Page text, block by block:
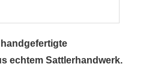
handgefertigte
echtem Sattlerhandwerk.